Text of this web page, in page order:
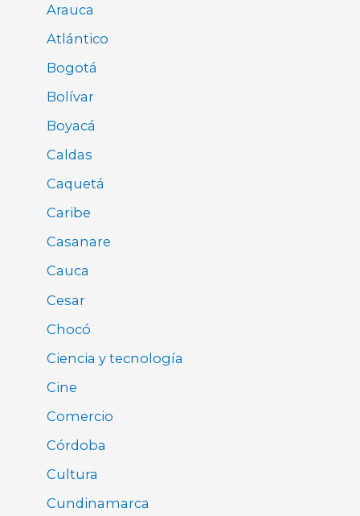
Arauca
Atlántico
Bogotá
Bolívar
Boyacá
Caldas
Caquetá
Caribe
Casanare
Cauca
Cesar
Chocó
Ciencia y tecnología
Cine
Comercio
Córdoba
Cultura
Cundinamarca